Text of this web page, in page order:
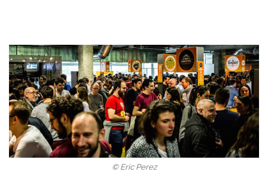
© Eric Perez